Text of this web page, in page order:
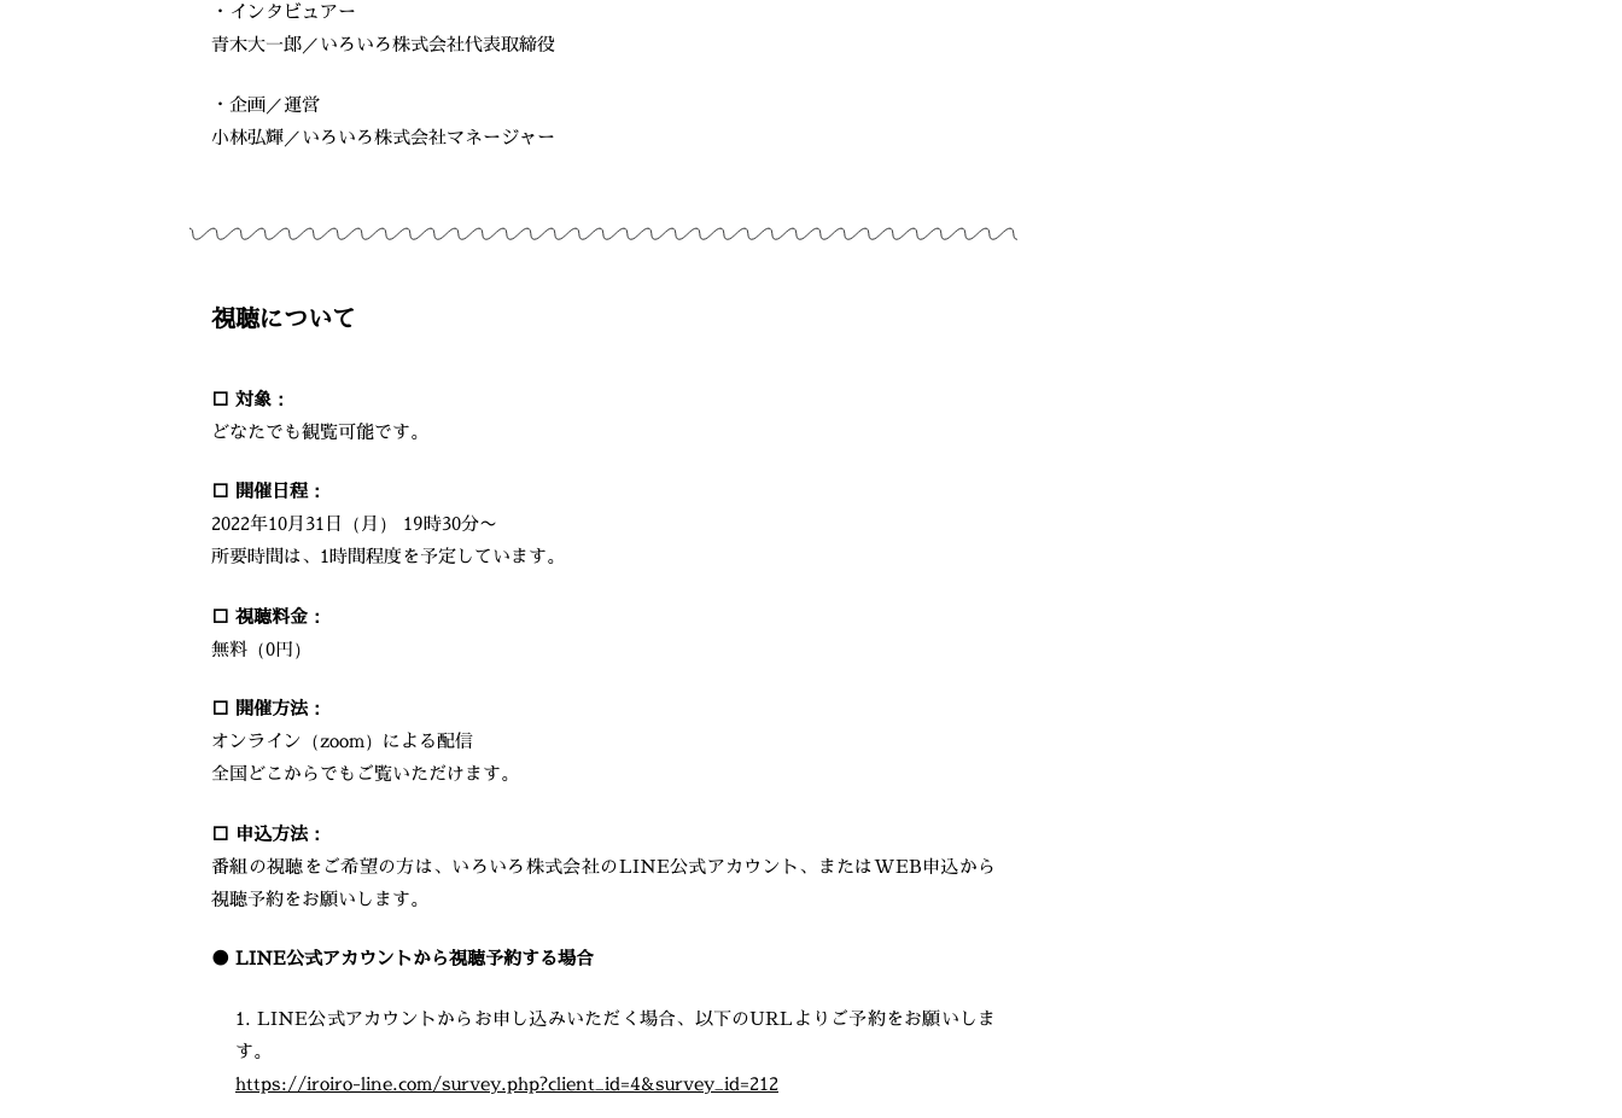
・インタビュアー
青木大一郎／いろいろ株式会社代表取締役
・企画／運営
小林弘輝／いろいろ株式会社マネージャー
視聴について
□ 対象：
どなたでも観覧可能です。
□ 開催日程：
2022年10月31日（月） 19時30分〜
所要時間は、1時間程度を予定しています。
□ 視聴料金：
無料（0円）
□ 開催方法：
オンライン（zoom）による配信
全国どこからでもご覧いただけます。
□ 申込方法：
番組の視聴をご希望の方は、いろいろ株式会社のLINE公式アカウント、またはWEB申込から
視聴予約をお願いします。
● LINE公式アカウントから視聴予約する場合
1. LINE公式アカウントからお申し込みいただく場合、以下のURLよりご予約をお願いしま
す。
https://iroiro-line.com/survey.php?client_id=4&survey_id=212